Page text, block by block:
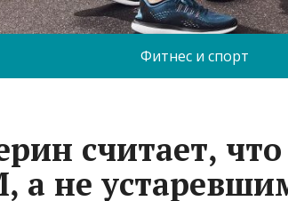
Фитнес и спорт
считает,
а не